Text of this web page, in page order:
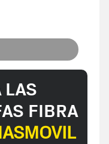
LAS
FIBRA